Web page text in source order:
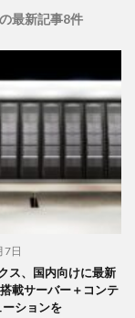
の最新記事8件
7日
ス、国内向けに最新
載サーバー＋コンテ
ションを